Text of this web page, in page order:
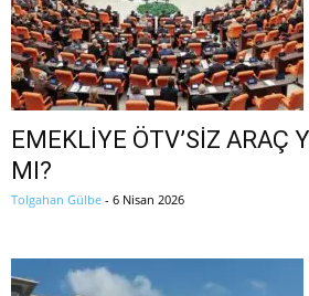
EMEKLİYE ÖTV’SİZ ARAÇ
MI?
Tolgahan Gülbe - 6 Nisan 2026